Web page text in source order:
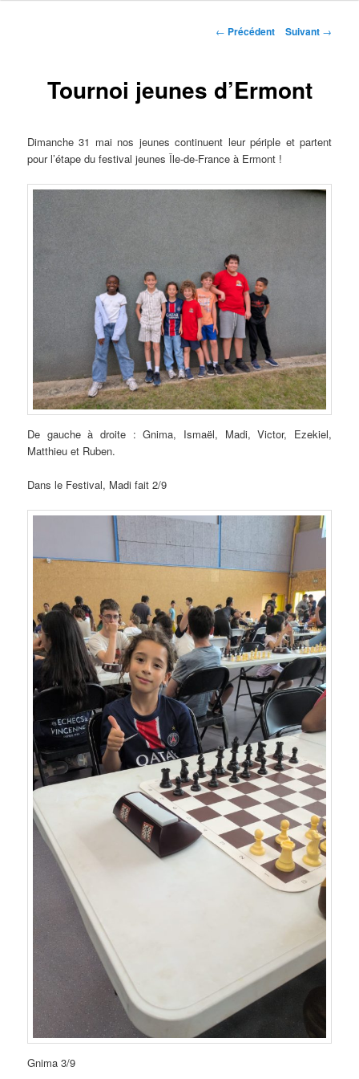
Navigation
← Précédent Suivant →
Tournoi jeunes d’Ermont
Dimanche 31 mai nos jeunes continuent leur périple et partent
pour l’étape du festival jeunes Île-de-France à Ermont !
De gauche à droite : Gnima, Ismaël, Madi, Victor, Ezekiel,
Matthieu et Ruben.
Dans le Festival, Madi fait 2/9
Gnima 3/9